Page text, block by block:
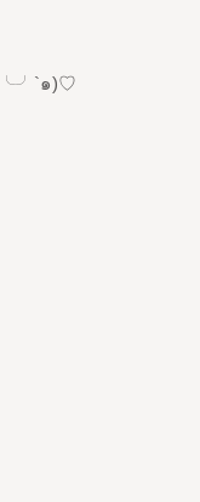
´╰╯`๑)♡